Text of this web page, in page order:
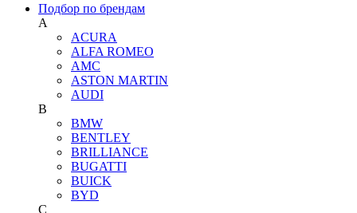
Подбор по брендам
A
ACURA
ALFA ROMEO
AMC
ASTON MARTIN
AUDI
B
BMW
BENTLEY
BRILLIANCE
BUGATTI
BUICK
BYD
C